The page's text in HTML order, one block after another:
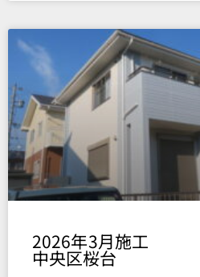
2026年3月
中央区桜